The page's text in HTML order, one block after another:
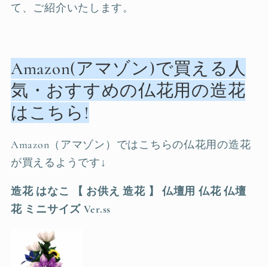
て、ご紹介いたします。
Amazon(アマゾン)で買える人
気・おすすめの仏花用の造花
はこちら!
Amazon（アマゾン）ではこちらの仏花用の造花
が買えるようです↓
造花 はなこ 【 お供え 造花 】 仏壇用 仏花 仏壇
花 ミニサイズ Ver.ss